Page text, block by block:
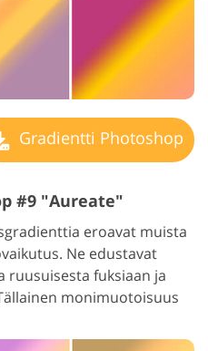
Gradientti Photoshop
#9 "Aureate"
eroavat muista
Ne edustavat
ruusuisesta fuksiaan ja
monimuotoisuus